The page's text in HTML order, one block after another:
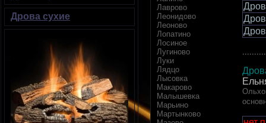
Лаврово
Леонидово
Леоново
Лопатино
Лосиное
Лугиново
Луки
Лядцо
Лысовка
Макарово
Малышевка
Марьино
Мартынково
Дрова сухие